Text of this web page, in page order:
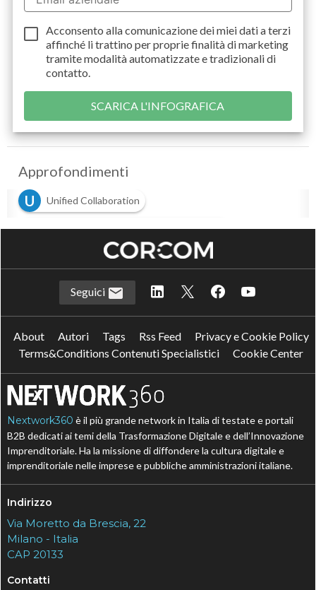
Acconsento alla comunicazione dei miei dati aterzi
affinché li trattino per proprie finalità di marketing
tramite modalità automatizzate e tradizionali di
contatto.
Approfondimenti
U
Unified Collaboration
U Unified Communications & Collaboration
videoconferenza
Seguici
About Autori Tags Rss Feed
Privacy e Cookie Policy
Terms&Conditions Contenuti Specialistici
Cookie Center
Nextwork360 è il più grande network in Italia di testate e portali
B2B dedicati ai temi della Trasformazione Digitale e dell’Innovazione
Imprenditoriale. Ha la missione di diffondere la cultura digitale e
imprenditoriale nelle imprese e pubbliche amministrazioni italiane.
Indirizzo
Via Moretto da Brescia, 22
Milano - Italia
CAP 20133
Contatti